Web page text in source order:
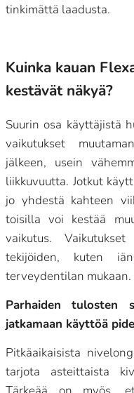
tinkimättä laadusta.
Kuinka kauan
kestävät näkyä?
Suurin osa käyttäjistä
vaikutukset
jälkeen, usein
liikkuvuutta. Jotkut
jo yhdestä kahteen
toisilla voi kestää
vaikutus.
tekijöiden, kuten
terveydentilan mukaan.
Parhaiden tulosten
jatkamaan käyttöä
Pitkäaikaisista
tarjota asteittaista